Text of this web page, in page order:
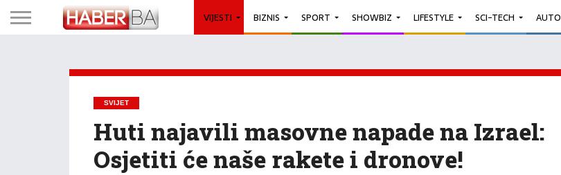
VIJESTI BIZNIS SPORT SHOWBIZ LIFESTYLE SCI-TECH AUTO
SVIJET
Huti najavili masovne napade na Izrael:
Osjetiti će naše rakete i dronove!